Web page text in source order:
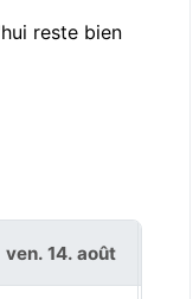
reste bien
ven. 14. août